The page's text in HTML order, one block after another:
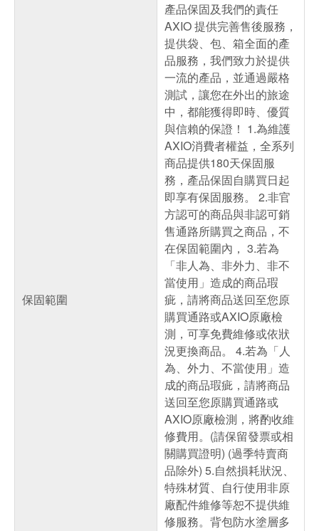
保固範圍
產品保固及我們的責任
AXIO 提供完善售後服務，
提供袋、包、箱全面的產
品服務，我們致力於提供
一流的產品，並通過嚴格
測試，讓您在外出的旅途
中，都能獲得即時、優質
與信賴的保證！ 1.為維護
AXIO消費者權益，全系列
商品提供180天保固服
務，產品保固自購買日起
即享有保固服務。 2.非官
方認可的商品與非認可銷
售通路所購買之商品，不
在保固範圍內， 3.若為
「非人為、非外力、非不
當使用」造成的商品瑕
疵，請將商品送回至您原
購買通路或AXIO原廠檢
測，可享免費維修或依狀
況更換商品。 4.若為「人
為、外力、不當使用」造
成的商品瑕疵，請將商品
送回至您原購買通路或
AXIO原廠檢測，將酌收維
修費用。(請保留發票或相
關購買證明) (過季特賣商
品除外) 5.自然損耗狀況、
特殊材質、自行使用非原
廠配件維修等恕不提供維
修服務。背包防水塗層多